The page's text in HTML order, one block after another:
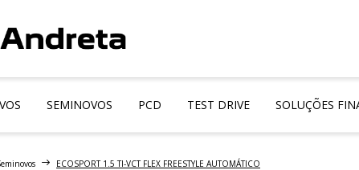
SEMINOVOS PCD TEST DRIVE SOLUÇÕES
ECOSPORT 1.5 TI-VCT FLEX FREESTYLE AUTOMÁTICO